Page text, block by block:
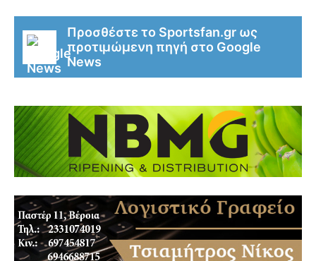
Προσθέστε το Sportsfan.gr ως
προτιμώμενη πηγή στο Google
News